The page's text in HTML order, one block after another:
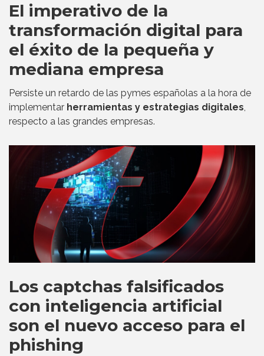
El imperativo de la
transformación digital para
el éxito de la pequeña y
mediana empresa
Persiste un retardo de las pymes españolas a la hora de
implementar herramientas y estrategias digitales,
respecto a las grandes empresas.
Los captchas falsificados
con inteligencia artificial
son el nuevo acceso para el
phishing